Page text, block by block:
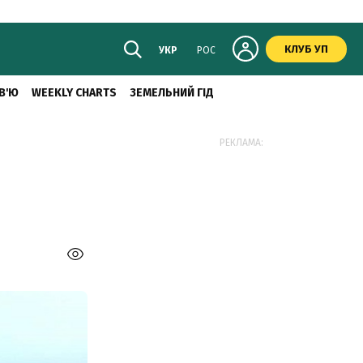
УКР РОС КЛУБ УП
WEEKLY CHARTS ЗЕМЕЛЬНИЙ ГІД
РЕКЛАМА: